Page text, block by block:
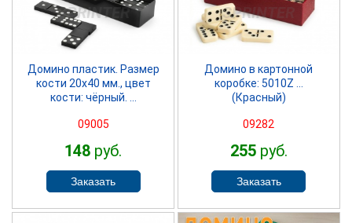
SPRINTER
Домино пластик. Размер
кости 20х40 мм., цвет
кости: чёрный. ...
09005
148 руб.
SPRINTER
Домино в картонной
коробке: 5010Z ...
(Красный)
09282
255руб.